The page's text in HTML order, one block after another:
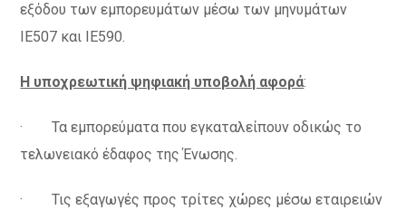
εξόδου των εμπορευμάτων μέσω των μηνυμάτων
ΙΕ507 και ΙΕ590.
Η υποχρεωτική ψηφιακή υποβολή αφορά:
· Τα εμπορεύματα που εγκαταλείπουν οδικώς το
τελωνειακό έδαφος της Ένωσης.
· Τις εξαγωγές προς τρίτες χώρες μέσω εταιρειών